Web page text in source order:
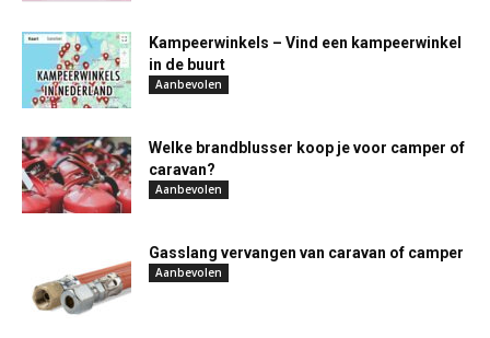
Kampeerwinkels – Vind een kampeerwinkel
in de buurt
Aanbevolen
Welke brandblusser koop je voor camper of
caravan?
Aanbevolen
Gasslang vervangen van caravan of camper
Aanbevolen